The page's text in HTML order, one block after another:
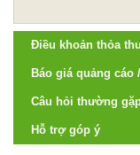
Điều khoản thỏa
Báo giá quảng cáo
Câu hỏi thường
Hỗ trợ góp ý